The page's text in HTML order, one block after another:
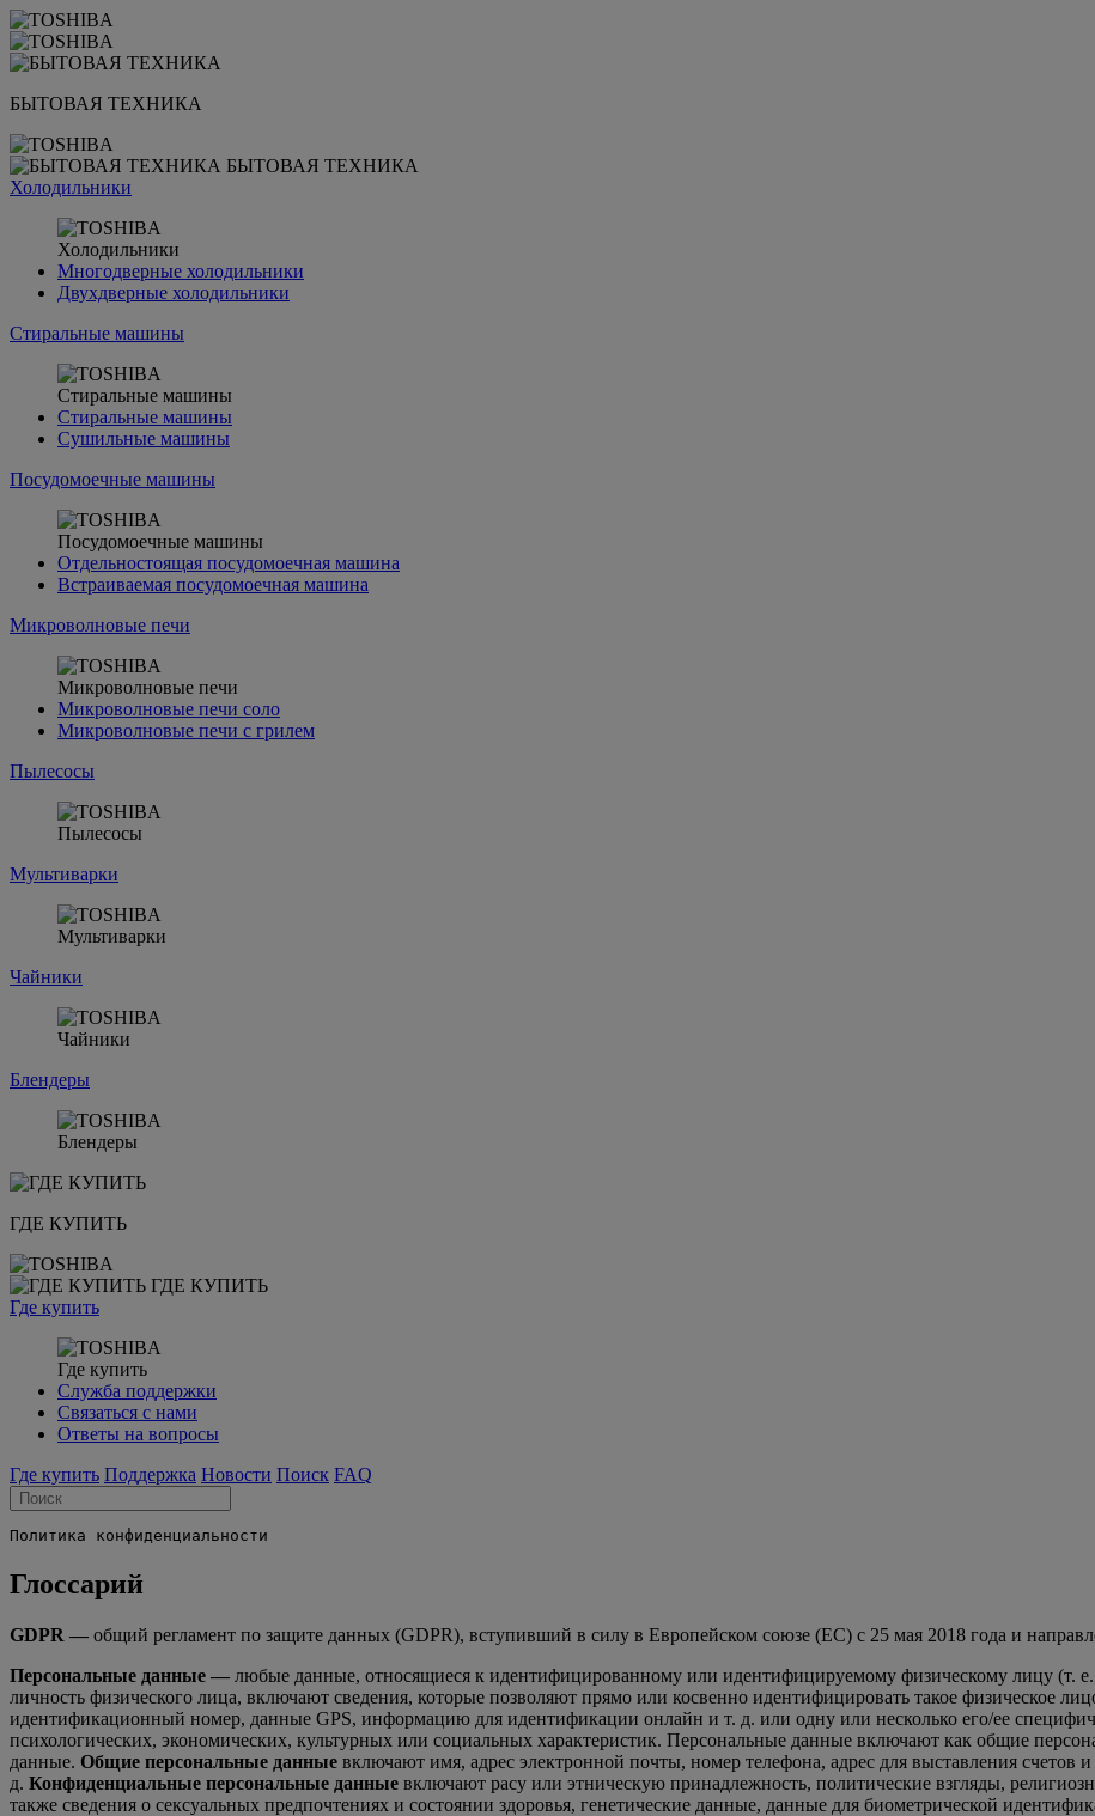
БЫТОВАЯ ТЕХНИКА
БЫТОВАЯ ТЕХНИКА
Холодильники
Холодильники
Многодверные холодильники
Двухдверные холодильники
Стиральные машины
Стиральные машины
Стиральные машины
Сушильные машины
Посудомоечные машины
Посудомоечные машины
Отдельностоящая посудомоечная машина
Встраиваемая посудомоечная машина
Микроволновые печи
Микроволновые печи
Микроволновые печи соло
Микроволновые печи с грилем
Пылесосы
Пылесосы
Мультиварки
Мультиварки
Чайники
Чайники
Блендеры
Блендеры
ГДЕ КУПИТЬ
ГДЕ КУПИТЬ
Где купить
Где купить
Служба поддержки
Связаться с нами
Ответы на вопросы
Где купить Поддержка Новости Поиск FAQ
Глоссарий
GDPR — общий регламент по защите данных (GDPR), вступивший в силу в Европейском союзе (ЕС) с 25 мая 2018 года и
Персональные данные — любые данные, относящиеся к идентифицированному или идентифицируемому физическому лицу (т.
личность физического лица, включают сведения, которые позволяют прямо или косвенно идентифицировать такое физическое
идентификационный номер, данные GPS, информацию для идентификации онлайн и т. д. или одну или несколько его/ее
психологических, экономических, культурных или социальных характеристик. Персональные данные включают как общие
данные. Общие персональные данные включают имя, адрес электронной почты, номер телефона, адрес для выставления счетов
д. Конфиденциальные персональные данные включают расу или этническую принадлежность, политические взгляды,
также сведения о сексуальных предпочтениях и состоянии здоровья, генетические данные, данные для биометрической